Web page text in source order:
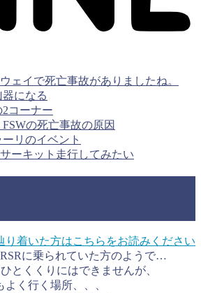
ェイで死亡事故がありましたね。
になる
コーナー
の死亡事故の原因
リのイベント
ーキット走行してみたい
り着いた方はこちらをお読みください
に乗られていた方のようで…
とくくりにはできませんが、
く行く場所、、、